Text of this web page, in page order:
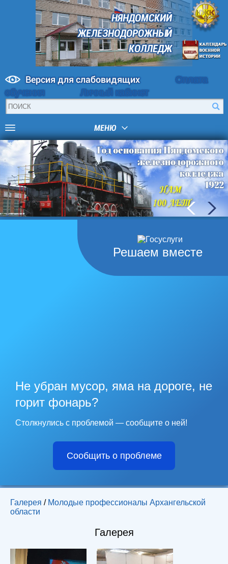
НЯНДОМСКИЙ
ЖЕЛЕЗНОДОРОЖНЫЙ
КОЛЛЕДЖ
Версия для слабовидящих
Оплата
обучения
Личный кабинет
МЕНЮ
Решаем вместе
Не убран мусор, яма на дороге, не
горит фонарь?
Столкнулись с проблемой — сообщите о ней!
Сообщить о проблеме
Галерея / Молодые профессионалы Архангельской
области
Галерея